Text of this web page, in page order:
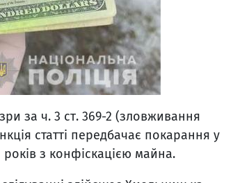
за ч. 3 ст. 369-2 (зловживання
статті передбачає покарання у
з конфіскацією майна.